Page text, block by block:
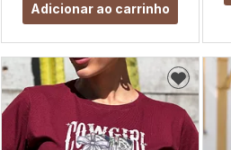
Adicionar ao carrinho